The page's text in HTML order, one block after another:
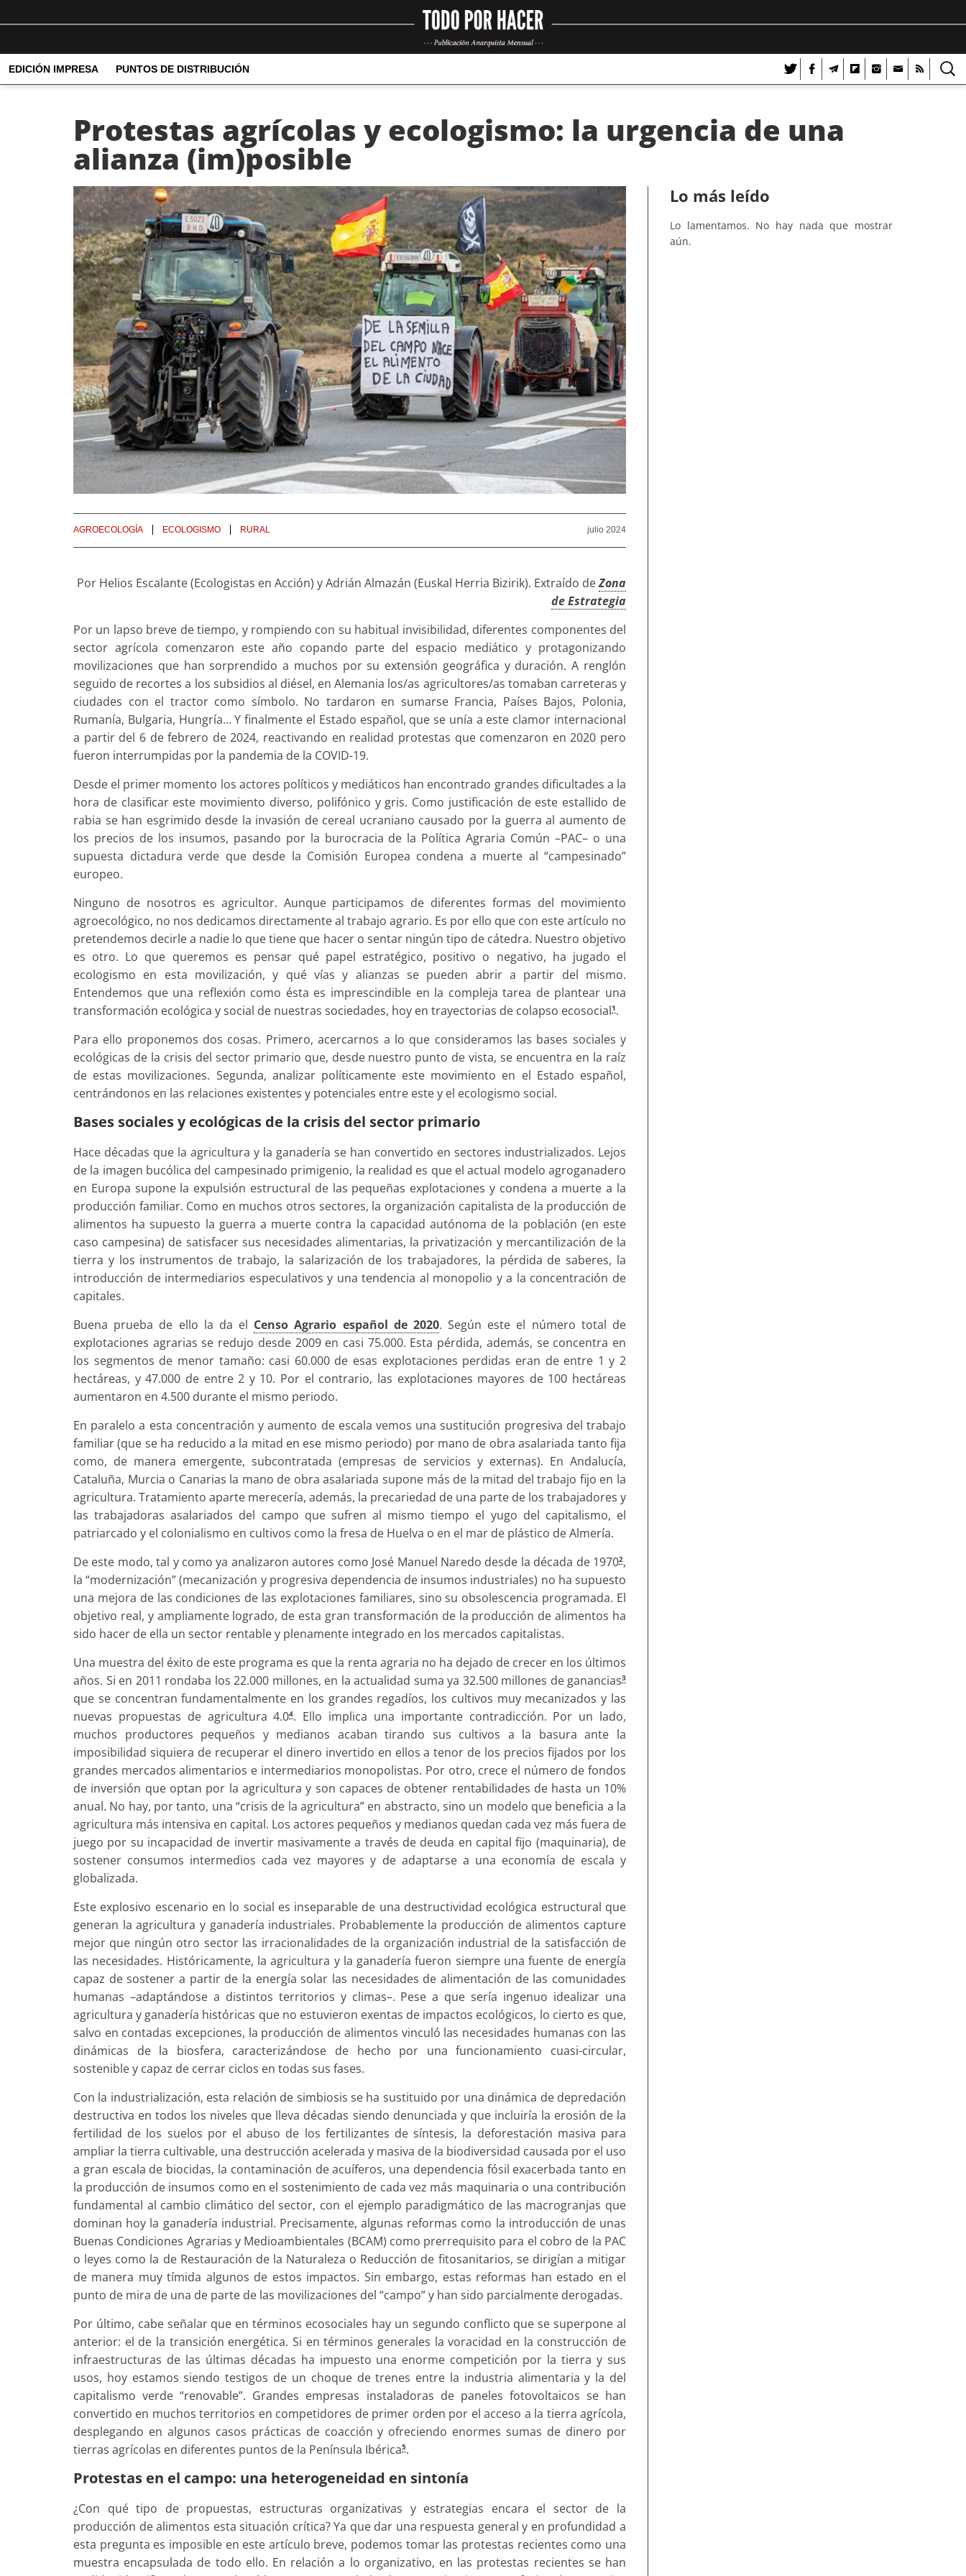
EDICIÓN IMPRESA PUNTOS DE DISTRIBUCIÓN
Protestas agrícolas y ecologismo: la urgencia de una
alianza (im)posible
julio 2024
AGROECOLOGÍA ECOLOGISMO RURAL
Por Helios Escalante (Ecologistas en Acción) y Adrián Almazán (Euskal Herria Bizirik). Extraído deZona
de Estrategia
Por un lapso breve de tiempo, y rompiendo con su habitual invisibilidad, diferentes componentes del
sector agrícola comenzaron este año copando parte del espacio mediático y protagonizando
movilizaciones que han sorprendido a muchos por su extensión geográfica y duración. A renglón
seguido de recortes a los subsidios al diésel, en Alemania los/as agricultores/as tomaban carreteras y
ciudades con el tractor como símbolo. No tardaron en sumarse Francia, Países Bajos, Polonia,
Rumanía, Bulgaria, Hungría… Y finalmente el Estado español, que se unía a este clamor internacional
a partir del 6 de febrero de 2024, reactivando en realidad protestas que comenzaron en 2020 pero
fueron interrumpidas por la pandemia de la COVID-19.
Desde el primer momento los actores políticos y mediáticos han encontrado grandes dificultades a la
hora de clasificar este movimiento diverso, polifónico y gris. Como justificación de este estallido de
rabia se han esgrimido desde la invasión de cereal ucraniano causado por la guerra al aumento de
los precios de los insumos, pasando por la burocracia de la Política Agraria Común –PAC– o una
supuesta dictadura verde que desde la Comisión Europea condena a muerte al “campesinado”
europeo.
Ninguno de nosotros es agricultor. Aunque participamos de diferentes formas del movimiento
agroecológico, no nos dedicamos directamente al trabajo agrario. Es por ello que con este artículo no
pretendemos decirle a nadie lo que tiene que hacer o sentar ningún tipo de cátedra. Nuestro objetivo
es otro. Lo que queremos es pensar qué papel estratégico, positivo o negativo, ha jugado el
ecologismo en esta movilización, y qué vías y alianzas se pueden abrir a partir del mismo.
Entendemos que una reflexión como ésta es imprescindible en la compleja tarea de plantear una
transformación ecológica y social de nuestras sociedades, hoy en trayectorias de colapso ecosocial1.
Para ello proponemos dos cosas. Primero, acercarnos a lo que consideramos las bases sociales y
ecológicas de la crisis del sector primario que, desde nuestro punto de vista, se encuentra en la raíz
de estas movilizaciones. Segunda, analizar políticamente este movimiento en el Estado español,
centrándonos en las relaciones existentes y potenciales entre este y el ecologismo social.
Bases sociales y ecológicas de la crisis del sector primario
Hace décadas que la agricultura y la ganadería se han convertido en sectores industrializados. Lejos
de la imagen bucólica del campesinado primigenio, la realidad es que el actual modelo agroganadero
en Europa supone la expulsión estructural de las pequeñas explotaciones y condena a muerte a la
producción familiar. Como en muchos otros sectores, la organización capitalista de la producción de
alimentos ha supuesto la guerra a muerte contra la capacidad autónoma de la población (en este
caso campesina) de satisfacer sus necesidades alimentarias, la privatización y mercantilización de la
tierra y los instrumentos de trabajo, la salarización de los trabajadores, la pérdida de saberes, la
introducción de intermediarios especulativos y una tendencia al monopolio y a la concentración de
capitales.
Buena prueba de ello la da el Censo Agrario español de 2020. Según este el número total de
explotaciones agrarias se redujo desde 2009 en casi 75.000. Esta pérdida, además, se concentra en
los segmentos de menor tamaño: casi 60.000 de esas explotaciones perdidas eran de entre 1 y 2
hectáreas, y 47.000 de entre 2 y 10. Por el contrario, las explotaciones mayores de 100 hectáreas
aumentaron en 4.500 durante el mismo periodo.
En paralelo a esta concentración y aumento de escala vemos una sustitución progresiva del trabajo
familiar (que se ha reducido a la mitad en ese mismo periodo) por mano de obra asalariada tanto fija
como, de manera emergente, subcontratada (empresas de servicios y externas). En Andalucía,
Cataluña, Murcia o Canarias la mano de obra asalariada supone más de la mitad del trabajo fijo en la
agricultura. Tratamiento aparte merecería, además, la precariedad de una parte de los trabajadores y
las trabajadoras asalariados del campo que sufren al mismo tiempo el yugo del capitalismo, el
patriarcado y el colonialismo en cultivos como la fresa de Huelva o en el mar de plástico de Almería.
De este modo, tal y como ya analizaron autores como José Manuel Naredo desde la década de 19702,
la “modernización” (mecanización y progresiva dependencia de insumos industriales) no ha supuesto
una mejora de las condiciones de las explotaciones familiares, sino su obsolescencia programada. El
objetivo real, y ampliamente logrado, de esta gran transformación de la producción de alimentos ha
sido hacer de ella un sector rentable y plenamente integrado en los mercados capitalistas.
Una muestra del éxito de este programa es que la renta agraria no ha dejado de crecer en los últimos
años. Si en 2011 rondaba los 22.000 millones, en la actualidad suma ya 32.500 millones de ganancias3
que se concentran fundamentalmente en los grandes regadíos, los cultivos muy mecanizados y las
nuevas propuestas de agricultura 4.04. Ello implica una importante contradicción. Por un lado,
muchos productores pequeños y medianos acaban tirando sus cultivos a la basura ante la
imposibilidad siquiera de recuperar el dinero invertido en ellos a tenor de los precios fijados por los
grandes mercados alimentarios e intermediarios monopolistas. Por otro, crece el número de fondos
de inversión que optan por la agricultura y son capaces de obtener rentabilidades de hasta un 10%
anual. No hay, por tanto, una “crisis de la agricultura” en abstracto, sino un modelo que beneficia a la
agricultura más intensiva en capital. Los actores pequeños y medianos quedan cada vez más fuera de
juego por su incapacidad de invertir masivamente a través de deuda en capital fijo (maquinaria), de
sostener consumos intermedios cada vez mayores y de adaptarse a una economía de escala y
globalizada.
Este explosivo escenario en lo social es inseparable de una destructividad ecológica estructural que
generan la agricultura y ganadería industriales. Probablemente la producción de alimentos capture
mejor que ningún otro sector las irracionalidades de la organización industrial de la satisfacción de
las necesidades. Históricamente, la agricultura y la ganadería fueron siempre una fuente de energía
capaz de sostener a partir de la energía solar las necesidades de alimentación de las comunidades
humanas –adaptándose a distintos territorios y climas–. Pese a que sería ingenuo idealizar una
agricultura y ganadería históricas que no estuvieron exentas de impactos ecológicos, lo cierto es que,
salvo en contadas excepciones, la producción de alimentos vinculó las necesidades humanas con las
dinámicas de la biosfera, caracterizándose de hecho por una funcionamiento cuasi-circular,
sostenible y capaz de cerrar ciclos en todas sus fases.
Con la industrialización, esta relación de simbiosis se ha sustituido por una dinámica de depredación
destructiva en todos los niveles que lleva décadas siendo denunciada y que incluiría la erosión de la
fertilidad de los suelos por el abuso de los fertilizantes de síntesis, la deforestación masiva para
ampliar la tierra cultivable, una destrucción acelerada y masiva de la biodiversidad causada por el uso
a gran escala de biocidas, la contaminación de acuíferos, una dependencia fósil exacerbada tanto en
la producción de insumos como en el sostenimiento de cada vez más maquinaria o una contribución
fundamental al cambio climático del sector, con el ejemplo paradigmático de las macrogranjas que
dominan hoy la ganadería industrial. Precisamente, algunas reformas como la introducción de unas
Buenas Condiciones Agrarias y Medioambientales (BCAM) como prerrequisito para el cobro de la PAC
o leyes como la de Restauración de la Naturaleza o Reducción de fitosanitarios, se dirigían a mitigar
de manera muy tímida algunos de estos impactos. Sin embargo, estas reformas han estado en el
punto de mira de una de parte de las movilizaciones del “campo” y han sido parcialmente derogadas.
Por último, cabe señalar que en términos ecosociales hay un segundo conflicto que se superpone al
anterior: el de la transición energética. Si en términos generales la voracidad en la construcción de
infraestructuras de las últimas décadas ha impuesto una enorme competición por la tierra y sus
usos, hoy estamos siendo testigos de un choque de trenes entre la industria alimentaria y la del
capitalismo verde “renovable”. Grandes empresas instaladoras de paneles fotovoltaicos se han
convertido en muchos territorios en competidores de primer orden por el acceso a la tierra agrícola,
desplegando en algunos casos prácticas de coacción y ofreciendo enormes sumas de dinero por
tierras agrícolas en diferentes puntos de la Península Ibérica5.
Protestas en el campo: una heterogeneidad en sintonía
¿Con qué tipo de propuestas, estructuras organizativas y estrategias encara el sector de la
producción de alimentos esta situación crítica? Ya que dar una respuesta general y en profundidad a
esta pregunta es imposible en este artículo breve, podemos tomar las protestas recientes como una
muestra encapsulada de todo ello. En relación a lo organizativo, en las protestas recientes se han
Lo más leído
Lo lamentamos. No hay nada que mostrar
aún.